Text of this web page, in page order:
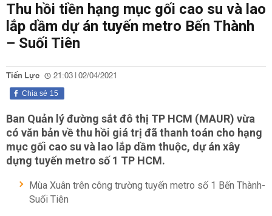
Thu hồi tiền hạng mục gối cao su và lao
lắp dầm dự án tuyến metro Bến Thành
– Suối Tiên
Tiến Lực 21:03 | 02/04/2021
15
Chia sẻ
Ban Quản lý đường sắt đô thị TP HCM (MAUR) vừa
có văn bản về thu hồi giá trị đã thanh toán cho hạng
mục gối cao su và lao lắp dầm thuộc, dự án xây
dựng tuyến metro số 1 TP HCM.
Mùa Xuân trên công trường tuyến metro số 1 Bến Thành-
Suối Tiên